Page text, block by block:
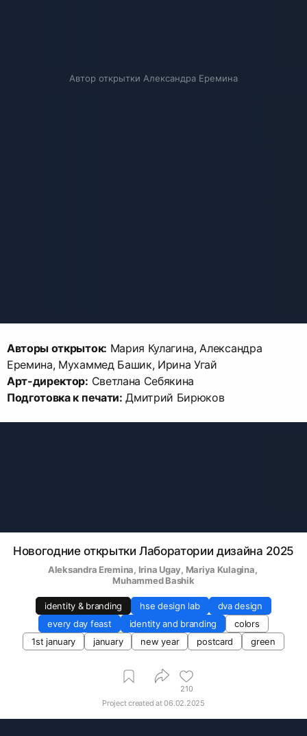
Автор открытки Александра Еремина
Авторы открыток: Мария Кулагина, Александра
Арт-директор:
Подготовка к печати: Дмитрий Бирюков
Новогодние открытки Лаборатории дизайна 2025
Aleksandra Eremina, Irina Ugay, Mariya Kulagina,
Muhammed Bashik
identity & branding hse design lab
dva design
every day feast
identity and branding
colors
1st january
january new year postcard green
210
Project created at06.02.2025